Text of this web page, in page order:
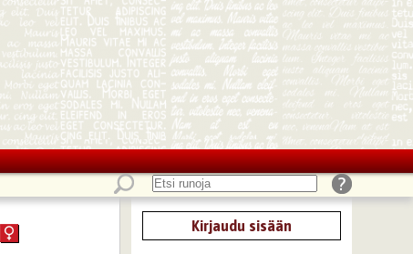
Kirjaudu sisään